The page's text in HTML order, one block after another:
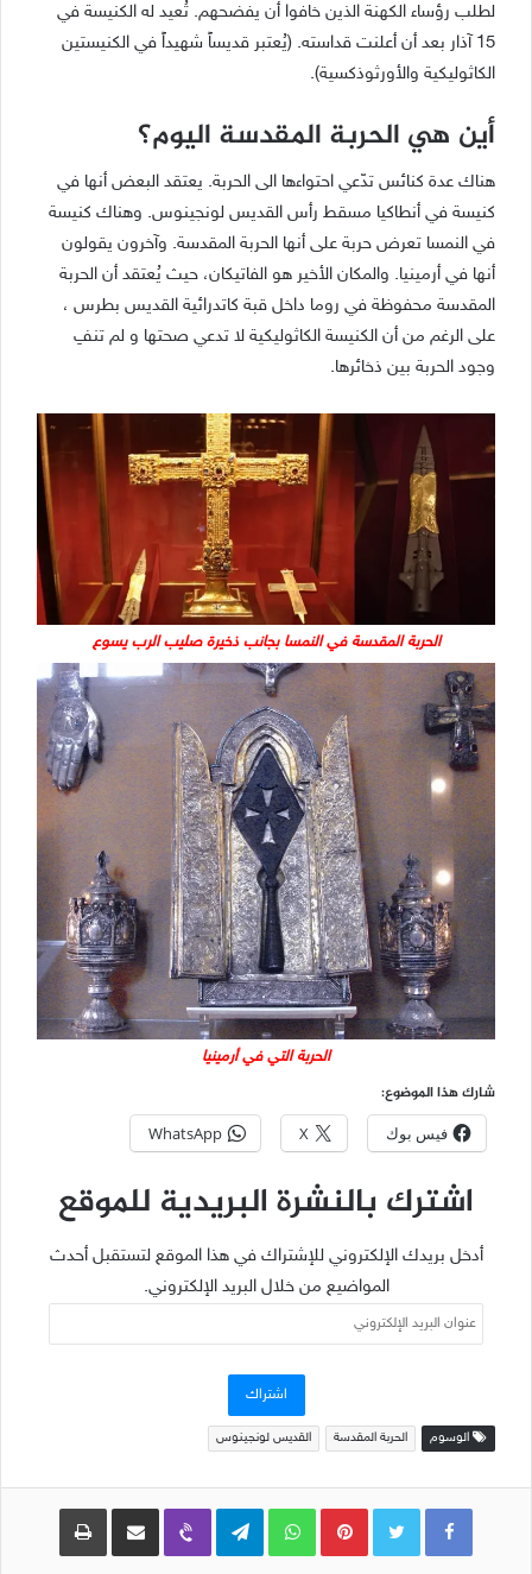
لطلب رؤساء الكهنة الذين خافوا أن يفضحهم. تُعيد له الكنيسة في
15 آذار بعد أن أعلنت قداسته. (يُعتبر قديساً شهيداً في الكنيستين
الكاثوليكية والأورثوذكسية).
أين هي الحربة المقدسة اليوم؟
هناك عدة كنائس تدّعي احتواءها الى الحربة. يعتقد البعض أنها في
كنيسة في أنطاكيا مسقط رأس القديس لونجينوس. وهناك كنيسة
في النمسا تعرض حربة على أنها الحربة المقدسة. وآخرون يقولون
أنها في أرمينيا. والمكان الأخير هو الفاتيكان، حيث يُعتقد أن الحربة
المقدسة محفوظة في روما داخل قبة كاتدرائية القديس بطرس ،
على الرغم من أن الكنيسة الكاثوليكية لا تدعي صحتها و لم تنفِ
وجود الحربة بين ذخائرها.
الحربة المقدسة في النمسا بجانب ذخيرة صليب الرب يسوع
الحربة التي في أرمينيا
شارك هذا الموضوع:
فيس بوك X
WhatsApp
اشترك بالنشرة البريدية للموقع
أدخل بريدك الإلكتروني للإشتراك في هذا الموقع لتستقبل أحدث
المواضيع من خلال البريد الإلكتروني.
عنوان
البريد
اشتراك
الوسوم الحربة المقدسة القديس لونجينوس
Pinterest
WhatsApp
Telegram
Viber مشاركة عبر البريد طباعة